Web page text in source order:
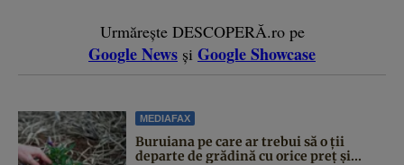
Urmărește DESCOPERĂ.ro pe
Google News și Google Showcase
MEDIAFAX
Buruiana pe care ar trebui să o ții
departe de grădină cu orice preț și...